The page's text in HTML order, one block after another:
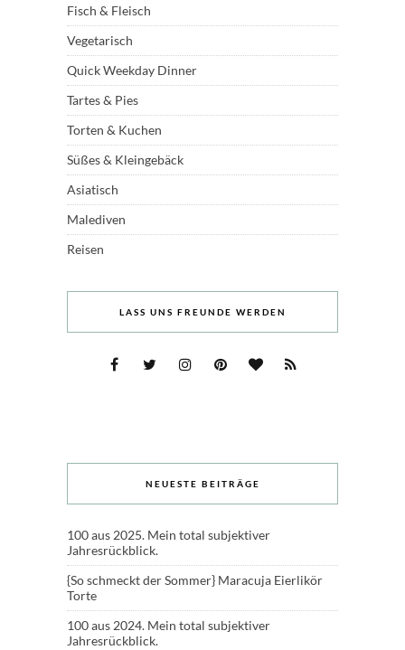
Fisch & Fleisch
Vegetarisch
Quick Weekday Dinner
Tartes & Pies
Torten & Kuchen
Süßes & Kleingebäck
Asiatisch
Malediven
Reisen
LASS UNS FREUNDE WERDEN
NEUESTE BEITRÄGE
100 aus 2025. Mein total subjektiver
Jahresrückblick.
{So schmeckt der Sommer} Maracuja Eierlikör
Torte
100 aus 2024. Mein total subjektiver
Jahresrückblick.